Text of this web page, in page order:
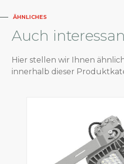
ÄHNLICHES
Auch
Hier stellen wir Ihnen
innerhalb dieser